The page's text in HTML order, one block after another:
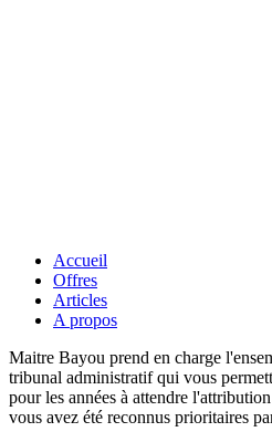
Accueil
Offres
Articles
A propos
Maitre Bayou prend en charge
tribunal administratif qui vous
pour les années à attendre
vous avez été reconnus prioritaires